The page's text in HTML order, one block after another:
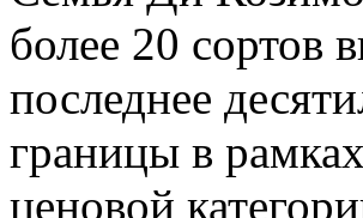
более 20 сортов
последнее
границы в
ценовой